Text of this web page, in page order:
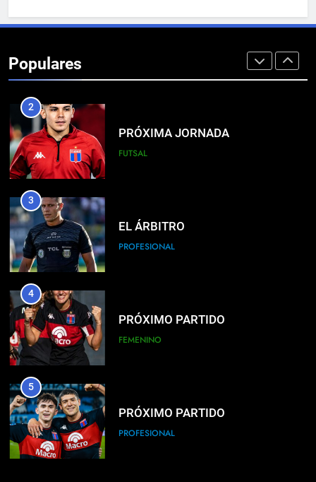
Populares
2
PRÓXIMA JORNADA
FUTSAL
3
EL ÁRBITRO
PROFESIONAL
4
PRÓXIMO PARTIDO
FEMENINO
5
PRÓXIMO PARTIDO
PROFESIONAL